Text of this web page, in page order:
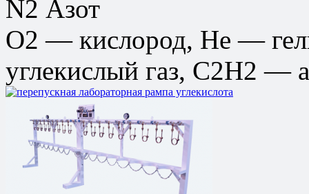
N2 Азот
О2 — кислород, He —
углекислый газ, С2Н2 —